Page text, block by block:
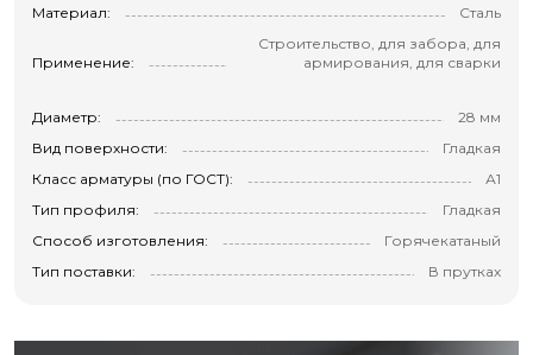
Материал:
Сталь
Применение:
Строительство, для забора, для
армирования, для сварки
Диаметр:
28 мм
Вид поверхности:
Гладкая
Класс арматуры (по ГОСТ):
А1
Тип профиля:
Гладкая
Способ изготовления:
Горячекатаный
Тип поставки:
В прутках